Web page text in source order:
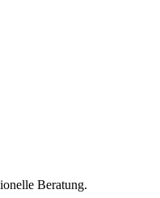
Beratung.